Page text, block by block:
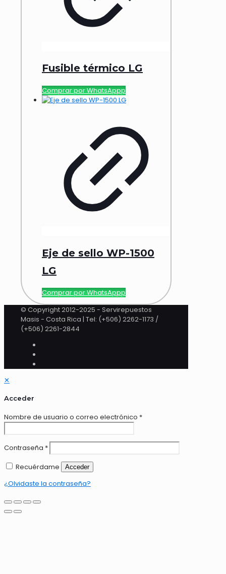
Fusible térmico LG
Comprar por WhatsAppp
Eje de sello WP-1500
LG
Comprar por WhatsAppp
© Copyright 2012-2025 - Servirepuestos
Masis - Costa Rica | Tel: (+506) 2262-1173 /
(+506) 2261-2844
✕
Acceder
Nombre de usuario o correo electrónico *
Contraseña *
Recuérdame
Acceder
¿Olvidaste la contraseña?